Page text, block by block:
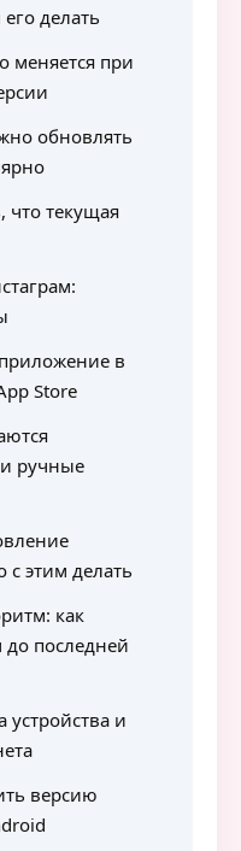
делать
меняется при
обновлять
что текущая
в
Store
ручные
с этим делать
как
последней
устройства и
версию